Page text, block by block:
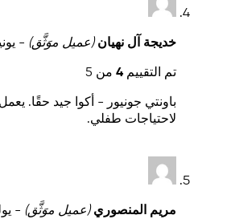
خديجة آل نهيان(عميل موَثَّق) - يونيو
تم التقييم 4 من 5
باونتي جونيور - أكوا جيد حقًا.
لاحتياجات طفلي.
مريم المنصوري(عميل موَثَّق) - يوليو